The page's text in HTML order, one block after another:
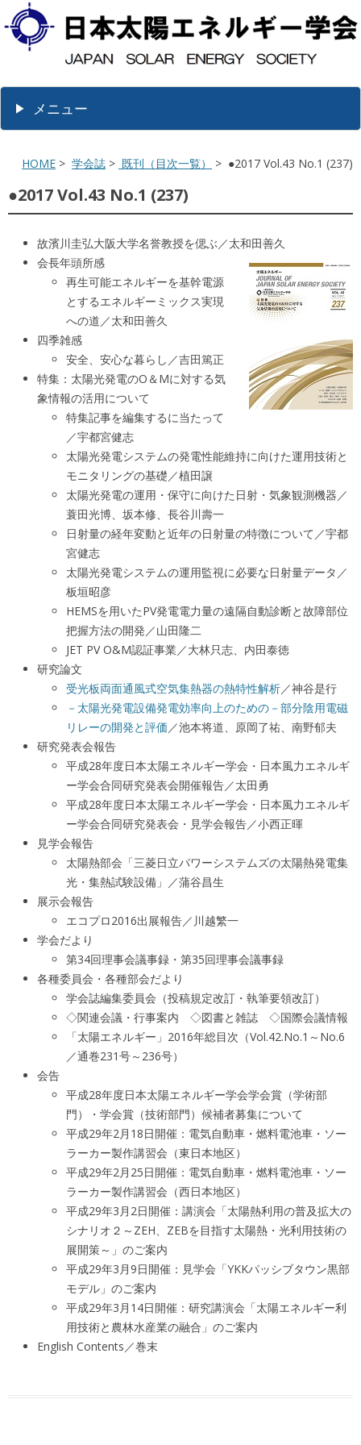
メニュー
HOME > 学会誌 > 既刊（目次一覧） > ●2017 Vol.43 No.1 (237)
●2017 Vol.43 No.1 (237)
故濱川圭弘大阪大学名誉教授を偲ぶ／太和田善久
会長年頭所感
再生可能エネルギーを基幹電源
とするエネルギーミックス実現
への道／太和田善久
四季雑感
安全、安心な暮らし／吉田篤正
特集：太陽光発電のO＆Mに対する気
象情報の活用について
特集記事を編集するに当たって
／宇都宮健志
太陽光発電システムの発電性能維持に向けた運用技術と
モニタリングの基礎／植田譲
太陽光発電の運用・保守に向けた日射・気象観測機器／
蓑田光博、坂本修、長谷川壽一
日射量の経年変動と近年の日射量の特徴について／宇都
宮健志
太陽光発電システムの運用監視に必要な日射量データ／
板垣昭彦
HEMSを用いたPV発電電力量の遠隔自動診断と故障部位
把握方法の開発／山田隆二
JET PV O&M認証事業／大林只志、内田泰徳
研究論文
受光板両面通風式空気集熱器の熱特性解析／神谷是行
－太陽光発電設備発電効率向上のための－部分陰用電磁
リレーの開発と評価／池本将道、原岡了祐、南野郁夫
研究発表会報告
平成28年度日本太陽エネルギー学会・日本風力エネルギ
ー学会合同研究発表会開催報告／太田勇
平成28年度日本太陽エネルギー学会・日本風力エネルギ
ー学会合同研究発表会 ・見学会報告／小西正暉
見学会報告
太陽熱部会「三菱日立パワーシステムズの太陽熱発電集
光・集熱試験設備」／蒲谷昌生
展示会報告
エコプロ2016出展報告／川越繁一
学会だより
第34回理事会議事録・第35回理事会議事録
各種委員会・各種部会だより
学会誌編集委員会（投稿規定改訂・執筆要領改訂）
◇関連会議・行事案内 ◇図書と雑誌 ◇国際会議情報
「太陽エネルギー」2016年総目次（Vol.42.No.1～No.6
／通巻231号～236号）
会告
平成28年度日本太陽エネルギー学会学会賞（学術部
門）・学会賞（技術部門）候補者募集について
平成29年2月18日開催：電気自動車・燃料電池車・ソー
ラーカー製作講習会（東日本地区）
平成29年2月25日開催： 電気自動車・燃料電池車・ソー
ラーカー製作講習会（西日本地区）
平成29年3月2日開催：講演会「太陽熱利用の普及拡大の
シナリオ２～ZEH、ZEBを目指す太陽熱・光利用技術の
展開策～」のご案内
平成29年3月9日開催：見学会「YKKパッシブタウン黒部
モデル」のご案内
平成29年3月14日開催：研究講演会「太陽エネルギー利
用技術と農林水産業の融合」のご案内
English Contents／巻末